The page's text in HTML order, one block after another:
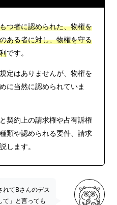
つ者に認められた、物権を
ある者に対し、物権を守る
です。
規定はありませんが、物権を
に当然に認められていま
契約上の請求権や占有訴権
類や認められる要件、請求
します。
れてBさんのデス
て」と言っても